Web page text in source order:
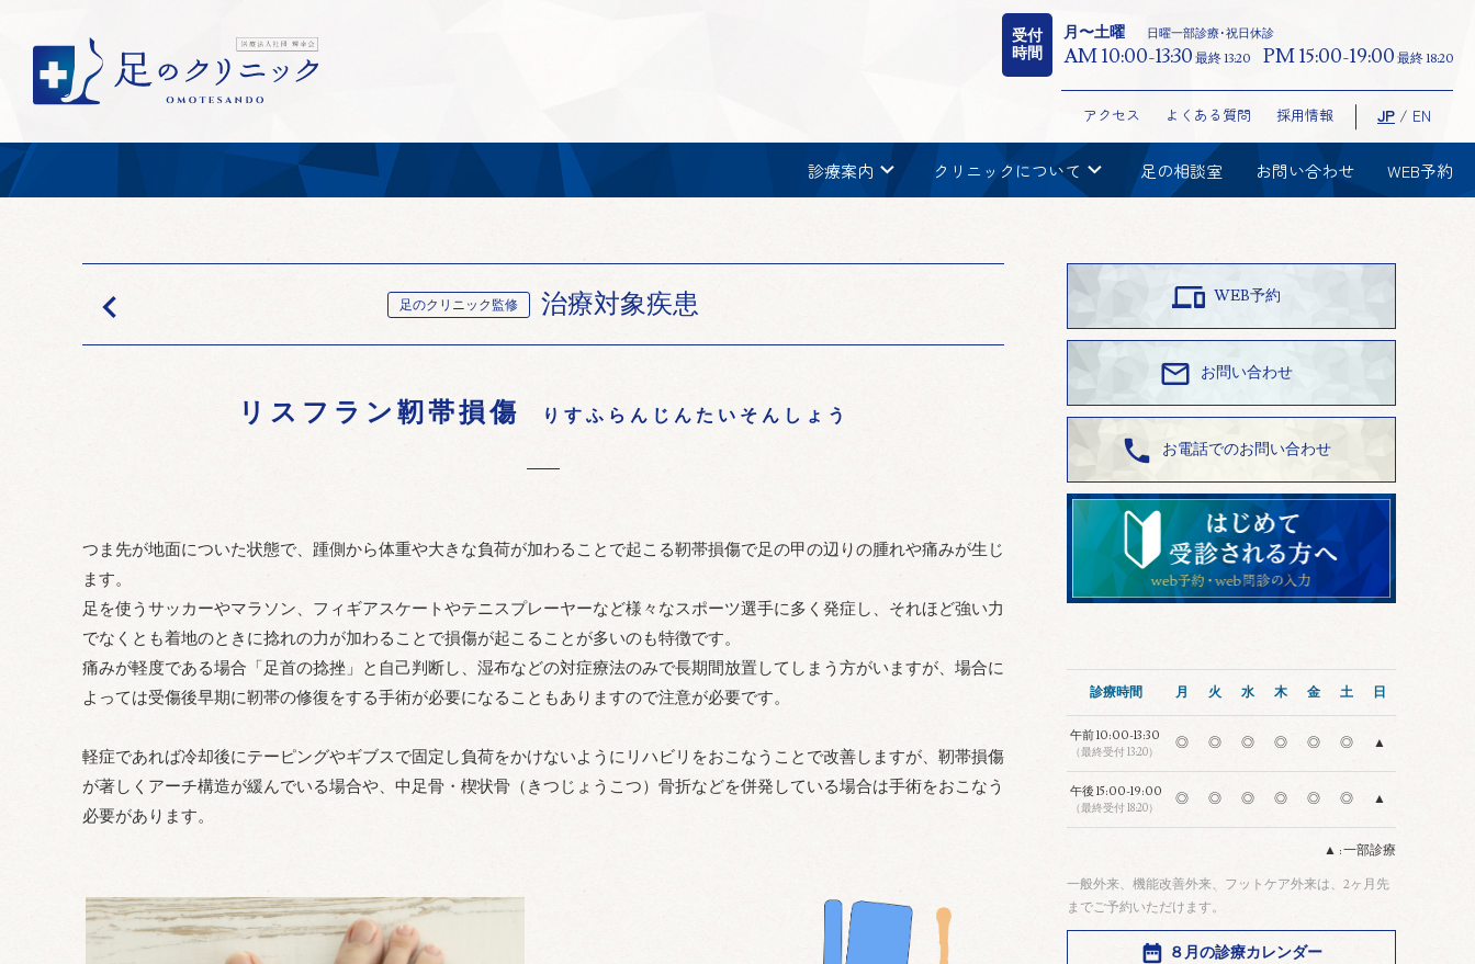
受付
時間
月〜土曜 日曜一部診療･祝日休診
AM 10:00-13:30 最終 13:20 PM 15:00-19:00 最終 18:20
アクセス よくある質問 採用情報 JP / EN
診療案内chevron_right クリニックについて chevron_right 足の相談室 お問い合わせ WEB予約
足のクリニック監修 治療対象疾患

リスフラン靭帯損傷 りすふらんじんたいそんしょう
つま先が地面についた状態で、踵側から体重や大きな負荷が加わることで起こる靭帯損傷で足の甲の辺りの腫れや痛みが生じ
ます。
足を使うサッカーやマラソン、フィギアスケートやテニスプレーヤーなど様々なスポーツ選手に多く発症し、それほど強い力
でなくとも着地のときに捻れの力が加わることで損傷が起こることが多いのも特徴です。
痛みが軽度である場合「足首の捻挫」と自己判断し、湿布などの対症療法のみで長期間放置してしまう方がいますが、場合に
よっては受傷後早期に靭帯の修復をする手術が必要になることもありますので注意が必要です。
軽症であれば冷却後にテーピングやギブスで固定し負荷をかけないようにリハビリをおこなうことで改善しますが、靭帯損傷
が著しくアーチ構造が緩んでいる場合や、中足骨・楔状骨（きつじょうこつ）骨折などを併発している場合は手術をおこなう
必要があります。
 WEB予約
 お問い合わせ
 お電話でのお問い合わせ
診療時間 月 火 水 木 金 土 日
午前10:00-13:30
（最終受付 13:20）
◎ ◎ ◎ ◎ ◎ ◎ ▲
午後 15:00-19:00
（最終受付 18:20）
◎ ◎ ◎ ◎ ◎ ◎ ▲
▲ : 一部診療
一般外来、機能改善外来、フットケア外来は、2ヶ月先
までご予約いただけます。
８月の診療カレンダー